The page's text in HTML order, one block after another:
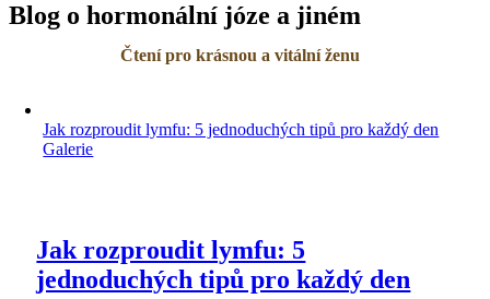
Blog o hormonální józe a jiném
Čtení pro krásnou a vitální ženu
Jak rozproudit lymfu: 5 jednoduchých tipů pro každý den
Galerie
Jak rozproudit lymfu: 5
jednoduchých tipů pro každý den